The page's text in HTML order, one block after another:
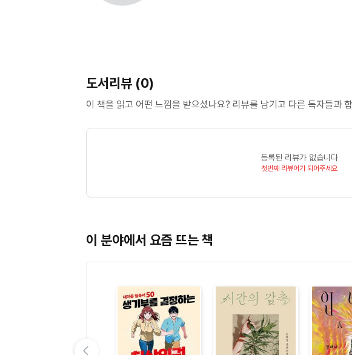
도서리뷰 (0)
이 책을 읽고 어떤 느낌을 받으셨나요? 리뷰를 남기고 다른 독자들과
등록된 리뷰가 없습니다
첫번째 리뷰어가 되어주세요
이 분야에서 요즘 뜨는 책